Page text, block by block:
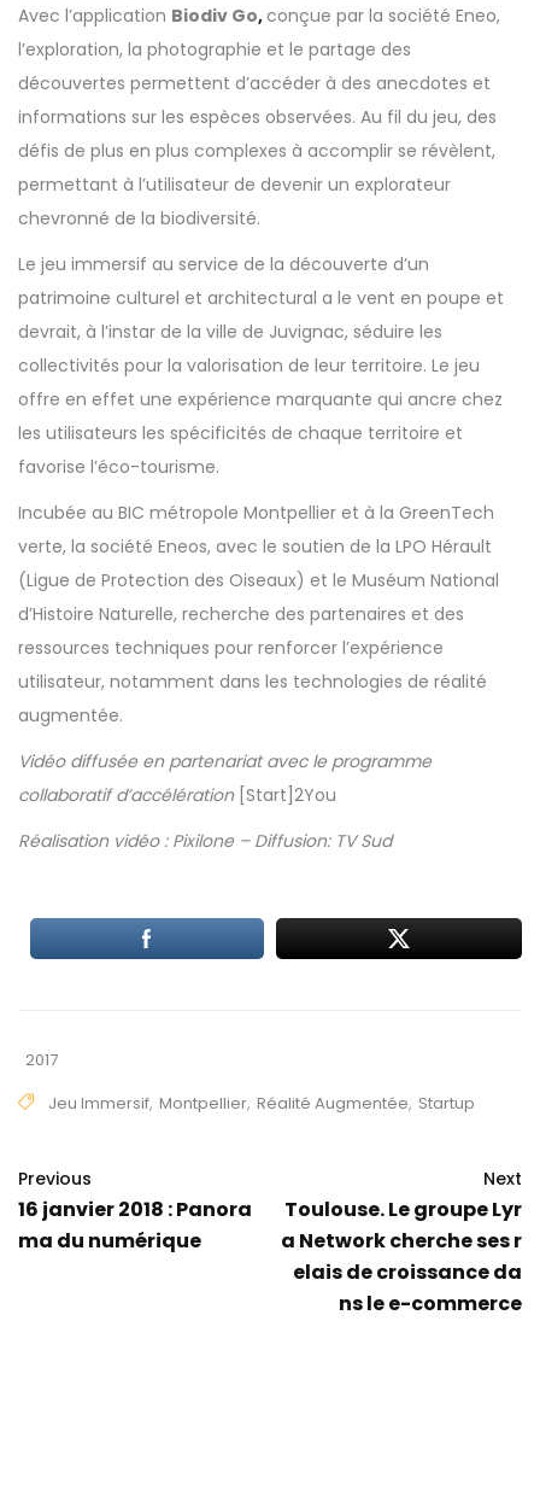
Avec l’application Biodiv Go, conçue par la société Eneo,
l’exploration, la photographie et le partage des
découvertes permettent d’accéder à des anecdotes et
informations sur les espèces observées. Au fil du jeu, des
défis de plus en plus complexes à accomplir se révèlent,
permettant à l’utilisateur de devenir un explorateur
chevronné de la biodiversité.
Le jeu immersif au service de la découverte d’un
patrimoine culturel et architectural a le vent en poupe et
devrait, à l’instar de la ville de Juvignac, séduire les
collectivités pour la valorisation de leur territoire. Le jeu
offre en effet une expérience marquante qui ancre chez
les utilisateurs les spécificités de chaque territoire et
favorise l’éco-tourisme.
Incubée au BIC métropole Montpellier et à la GreenTech
verte, la société Eneos, avec le soutien de la LPO Hérault
(Ligue de Protection des Oiseaux) et le Muséum National
d’Histoire Naturelle, recherche des partenaires et des
ressources techniques pour renforcer l’expérience
utilisateur, notamment dans les technologies de réalité
augmentée.
Vidéo diffusée en partenariat avec le programme
collaboratif d’accélération [Start]2You
Réalisation vidéo : Pixilone– Diffusion: TV Sud
2017
Jeu Immersif, Montpellier, Réalité Augmentée, Startup
Previous
16 janvier 2018 : Panora
ma du numérique
Next
Toulouse. Le groupe Lyr
a Network cherche ses r
elais de croissance da
ns le e-commerce